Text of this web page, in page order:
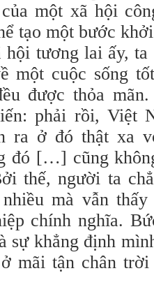
một xã hội
tạo một bước
tương lai ấy, ta
một cuộc sống
được thỏa
phải rồi, Việt
ra ở đó thật xa
đó […] cũng
thế, người ta
mà vẫn
chính nghĩa.
sự khẳng định
mãi tận chân